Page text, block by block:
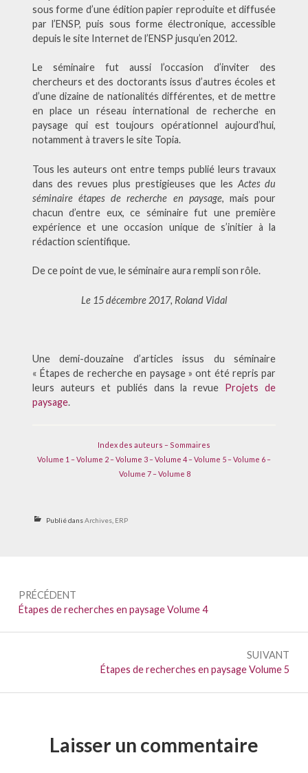
sous forme d’une édition papier reproduite et diffusée
par l’ENSP, puis sous forme électronique, accessible
depuis le site Internet de l’ENSP jusqu’en 2012.
Le séminaire fut aussi l’occasion d’inviter des
chercheurs et des doctorants issus d’autres écoles et
d’une dizaine de nationalités différentes, et de mettre
en place un réseau international de recherche en
paysage qui est toujours opérationnel aujourd’hui,
notamment à travers le site Topia.
Tous les auteurs ont entre temps publié leurs travaux
dans des revues plus prestigieuses que les Actes du
séminaire étapes de recherche en paysage, mais pour
chacun d’entre eux, ce séminaire fut une première
expérience et une occasion unique de s’initier à la
rédaction scientifique.
De ce point de vue, le séminaire aura rempli son rôle.
Le 15 décembre 2017, Roland Vidal
Une demi-douzaine d’articles issus du séminaire
« Étapes de recherche en paysage » ont été repris par
leurs auteurs et publiés dans la revue Projets de
paysage.
Index des auteurs – Sommaires
Volume 1 –Volume 2 –Volume 3 –Volume 4 –Volume 5 –Volume 6 –
Volume 7 –Volume 8
Publié dansArchives, ERP
Navigation
de
l’article
PRÉCÉDENT
Précédent :
Étapes de recherches en paysage Volume 4
SUIVANT
Suivant :
Étapes de recherches en paysage Volume 5
Laisser un commentaire